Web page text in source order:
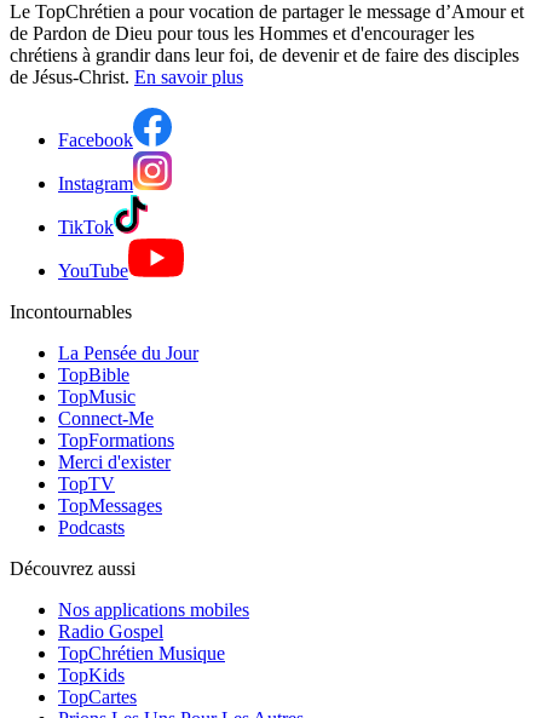
Le TopChrétien a pour vocation de partager le message d’Amour et
de Pardon de Dieu pour tous les Hommes et d'encourager les
chrétiens à grandir dans leur foi, de devenir et de faire des disciples
de Jésus-Christ. En savoir plus
Facebook
Instagram
TikTok
YouTube
Incontournables
La Pensée du Jour
TopBible
TopMusic
Connect-Me
TopFormations
Merci d'exister
TopTV
TopMessages
Podcasts
Découvrez aussi
Nos applications mobiles
Radio Gospel
TopChrétien Musique
TopKids
TopCartes